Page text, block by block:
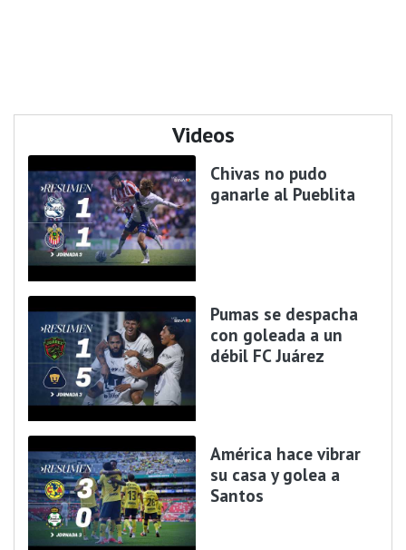
Videos
Chivas no pudo
ganarle al Pueblita
Pumas se despacha
con goleada a un
débil FC Juárez
América hace vibrar
su casa y golea a
Santos